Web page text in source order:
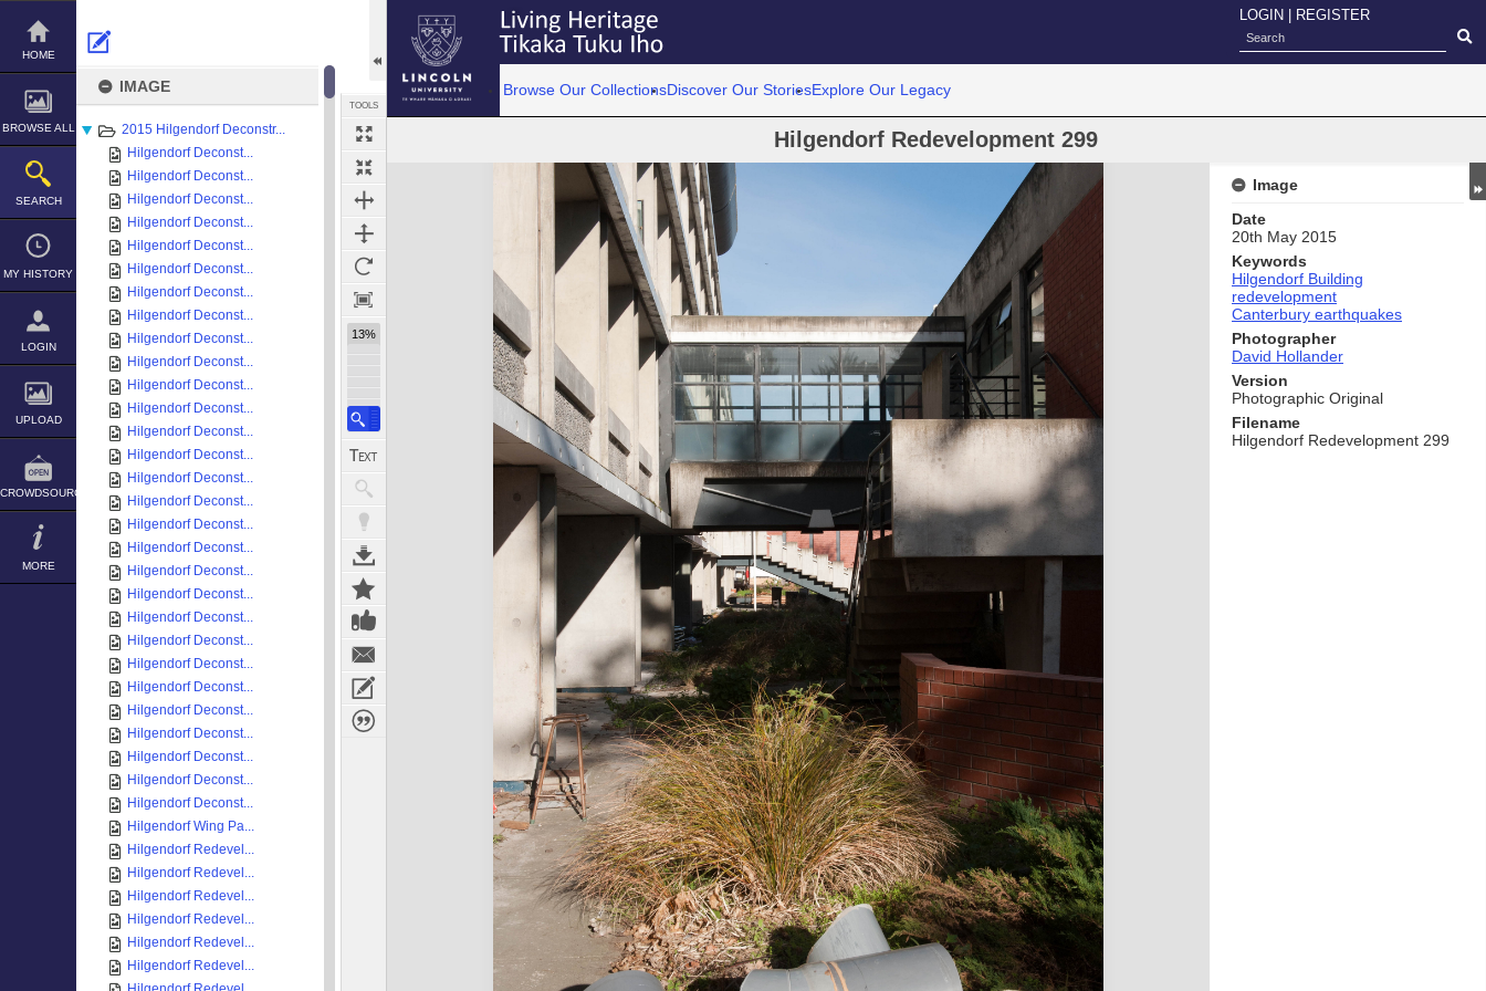
Skip
content
HOME
BROWSE ALL
SEARCH
MY HISTORY
LOGIN
UPLOAD
CROWDSOURCE
MORE
IMAGE
2015 Hilgendorf Deconstr...
Hilgendorf Deconst...
Hilgendorf Deconst...
Hilgendorf Deconst...
Hilgendorf Deconst...
Hilgendorf Deconst...
Hilgendorf Deconst...
Hilgendorf Deconst...
Hilgendorf Deconst...
Hilgendorf Deconst...
Hilgendorf Deconst...
Hilgendorf Deconst...
Hilgendorf Deconst...
Hilgendorf Deconst...
Hilgendorf Deconst...
Hilgendorf Deconst...
Hilgendorf Deconst...
Hilgendorf Deconst...
Hilgendorf Deconst...
Hilgendorf Deconst...
Hilgendorf Deconst...
Hilgendorf Deconst...
Hilgendorf Deconst...
Hilgendorf Deconst...
Hilgendorf Deconst...
Hilgendorf Deconst...
Hilgendorf Deconst...
Hilgendorf Deconst...
Hilgendorf Deconst...
Hilgendorf Deconst...
Hilgendorf Wing Pa...
Hilgendorf Redevel...
Hilgendorf Redevel...
Hilgendorf Redevel...
Hilgendorf Redevel...
Hilgendorf Redevel...
Hilgendorf Redevel...
TOOLS
13%
LOGIN REGISTER
Browse Our CollectionsDiscover Our StoriesExplore Our Legacy
Hilgendorf Redevelopment 299
Expand/collapse
Image
Date
20th May 2015
Keywords
Hilgendorf Building
redevelopment
Canterbury earthquakes
Photographer
David Hollander
Version
Photographic Original
Filename
Hilgendorf Redevelopment 299